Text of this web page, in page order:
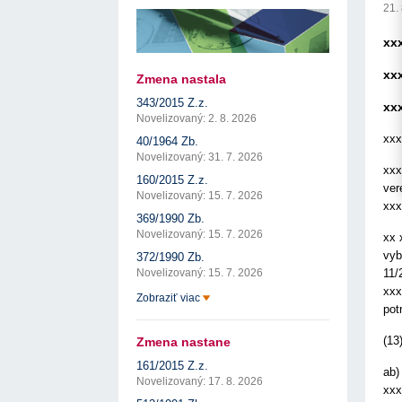
ÚVO automatizuje zápis do Zoznamu
hospodárskych subjektov
17. 7. 2026
Úrad pre verejné obstarávanie
17. 7. 2026
Zelené obstarávanie naráža na bariéry aj obavy
8. 7. 2026
prezentáciu kultúr...
22. 1. 2026
Otvorenie výzvy na
Tretia výzva v Interreg
21.
xx
Zmena nastala
343/2015 Z.z.
Novelizovaný: 2. 8. 2026
40/1964 Zb.
Novelizovaný: 31. 7. 2026
160/2015 Z.z.
Novelizovaný: 15. 7. 2026
369/1990 Zb.
Novelizovaný: 15. 7. 2026
372/1990 Zb.
Novelizovaný: 15. 7. 2026
Zobraziť viac
Zmena nastane
161/2015 Z.z.
Novelizovaný: 17. 8. 2026